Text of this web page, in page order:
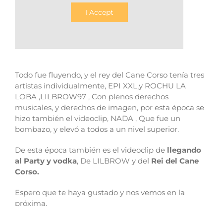
I Accept
Todo fue fluyendo, y el rey del Cane Corso tenía tres
artistas individualmente, EPI XXL,y ROCHU LA
LOBA ,LILBROW97 , Con plenos derechos
musicales, y derechos de imagen, por esta época se
hizo también el videoclip, NADA , Que fue un
bombazo, y elevó a todos a un nivel superior.
De esta época también es el videoclip de llegando
al Party y vodka, De LILBROW y del Rei del Cane
Corso.
Espero que te haya gustado y nos vemos en la
próxima.